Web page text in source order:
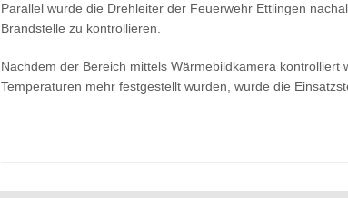
Parallel wurde die Drehleiter der Feuerwehr Ettlingen
Brandstelle zu kontrollieren.
Nachdem der Bereich mittels Wärmebildkamera kontrolliert
Temperaturen mehr festgestellt wurden, wurde die